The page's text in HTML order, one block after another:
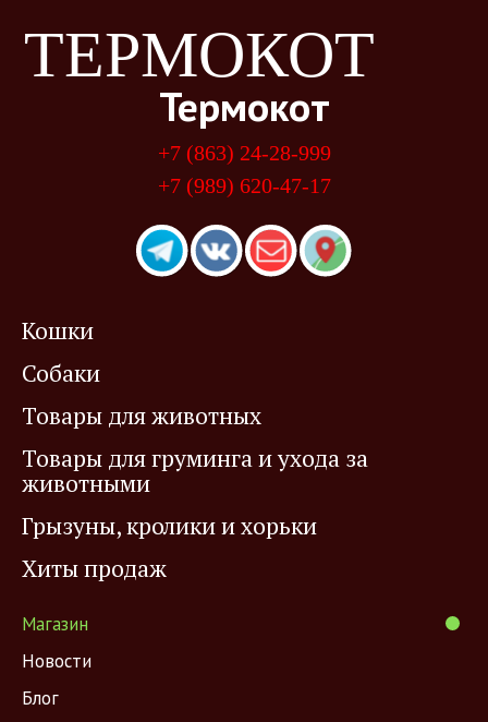
ТЕРМОКОТ
Термокот
+7 (863) 24-28-999
+7 (989) 620-47-17
Кошки
Собаки
Товары для животных
Товары для груминга и ухода за
животными
Грызуны, кролики и хорьки
Хиты продаж
Магазин
Новости
Блог